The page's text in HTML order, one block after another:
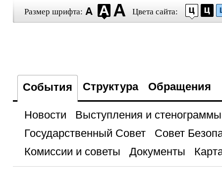
Размер шрифта: Цвета сайта:
События Структура Обращения
Новости
Выступления и стенограммы
Государственный Совет
Совет
Комиссии и советы
Документы